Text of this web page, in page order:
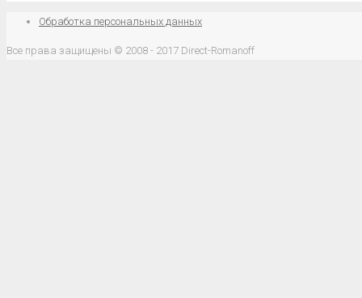
Обработка персональных данных
Все права защищены © 2008 - 2017 Direct-Romanoff